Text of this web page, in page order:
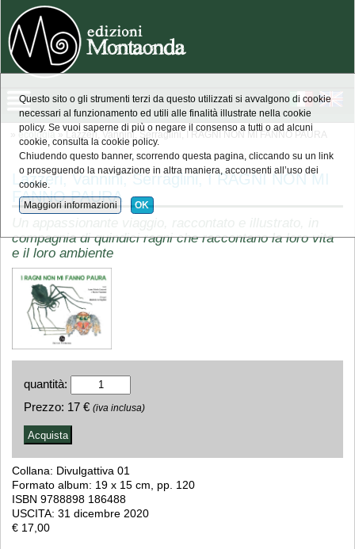
» ecologia » Lazzeri, Vannini, Serraglini, I RAGNI NON MI FANNO PAURA
Lazzeri, Vannini, Serraglini, I RAGNI NON MI
FANNO PAURA
compagnia di quindici ragni che raccontano la loro vita
e il loro ambiente
quantità:
Prezzo: 17 € (iva inclusa)
Collana: Divulgattiva 01
Formato album: 19 x 15 cm, pp. 120
ISBN 9788898 186488
USCITA: 31 dicembre 2020
€ 17,00
Questo sito o gli strumenti terzi da questo utilizzati si avvalgono di cookie
necessari al funzionamento ed utili alle finalità illustrate nella cookie
policy. Se vuoi saperne di più o negare il consenso a tutti o ad alcuni
cookie, consulta la cookie policy.
Chiudendo questo banner, scorrendo questa pagina, cliccando su un link
o proseguendo la navigazione in altra maniera, acconsenti all’uso dei
cookie.
Maggiori informazioni OK